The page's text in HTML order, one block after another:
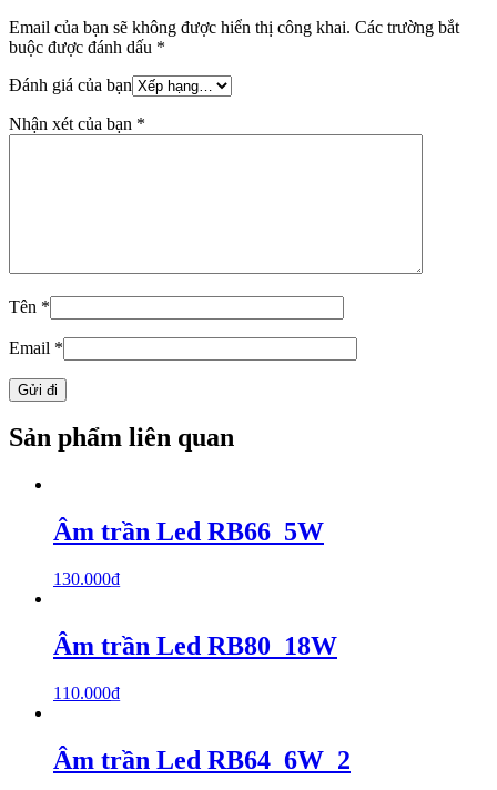
Email của bạn sẽ không được hiển thị công khai. Các trường bắt
buộc được đánh dấu *
Đánh giá của bạn
Nhận xét của bạn *
Tên *
Email *
Sản phẩm liên quan
Âm trần Led RB66_5W
130.000₫
Âm trần Led RB80_18W
110.000₫
Âm trần Led RB64_6W_2